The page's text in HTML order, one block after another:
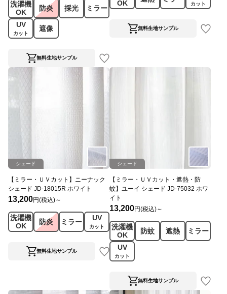
洗濯機
OK
防炎 採光
ミラー
UV
カット
遮像
無料生地サンプル
OK
カット
無料生地サンプル
シェード
【ミラー・ＵＶカット】ニーナック
シェード JD-18015R ホワイト
13,200円(税込)～
洗濯機
OK
防炎 ミラー UV
カット
無料生地サンプル
シェード
【ミラー・ＵＶカット・遮熱・防
蚊】ユーイ シェード JD-75032 ホワ
イト
13,200円(税込)～
洗濯機
OK
防蚊 遮熱
ミラー
UV
カット
無料生地サンプル